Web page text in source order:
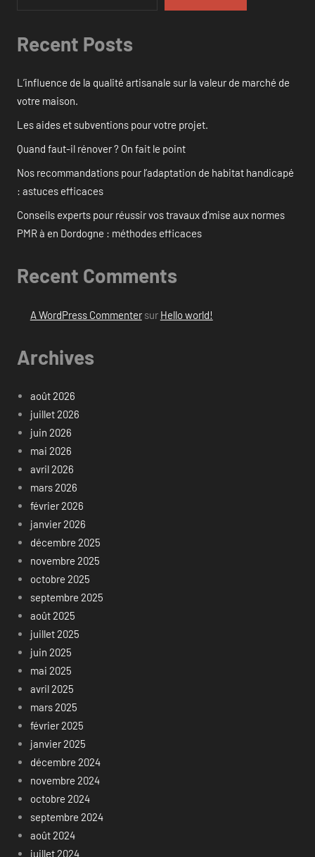
Recent Posts
L’influence de la qualité artisanale sur la valeur de marché de
votre maison.
Les aides et subventions pour votre projet.
Quand faut-il rénover ? On fait le point
Nos recommandations pour l’adaptation de habitat handicapé
: astuces efficaces
Conseils experts pour réussir vos travaux d’mise aux normes
PMR à en Dordogne : méthodes efficaces
Recent Comments
A WordPress Commentersur Hello world!
Archives
août 2026
juillet 2026
juin 2026
mai 2026
avril 2026
mars 2026
février 2026
janvier 2026
décembre 2025
novembre 2025
octobre 2025
septembre 2025
août 2025
juillet 2025
juin 2025
mai 2025
avril 2025
mars 2025
février 2025
janvier 2025
décembre 2024
novembre 2024
octobre 2024
septembre 2024
août 2024
juillet 2024